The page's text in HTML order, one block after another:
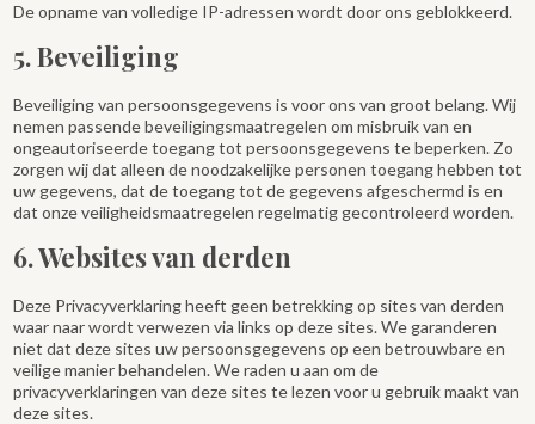
De opname van volledige IP-adressen wordt door ons geblokkeerd.
5. Beveiliging
Beveiliging van persoonsgegevens is voor ons van groot belang. Wij
nemen passende beveiligingsmaatregelen om misbruik van en
ongeautoriseerde toegang tot persoonsgegevens te beperken. Zo
zorgen wij dat alleen de noodzakelijke personen toegang hebben tot
uw gegevens, dat de toegang tot de gegevens afgeschermd is en
dat onze veiligheidsmaatregelen regelmatig gecontroleerd worden.
6. Websites van derden
Deze Privacyverklaring heeft geen betrekking op sites van derden
waar naar wordt verwezen via links op deze sites. We garanderen
niet dat deze sites uw persoonsgegevens op een betrouwbare en
veilige manier behandelen. We raden u aan om de
privacyverklaringen van deze sites te lezen voor u gebruik maakt van
deze sites.